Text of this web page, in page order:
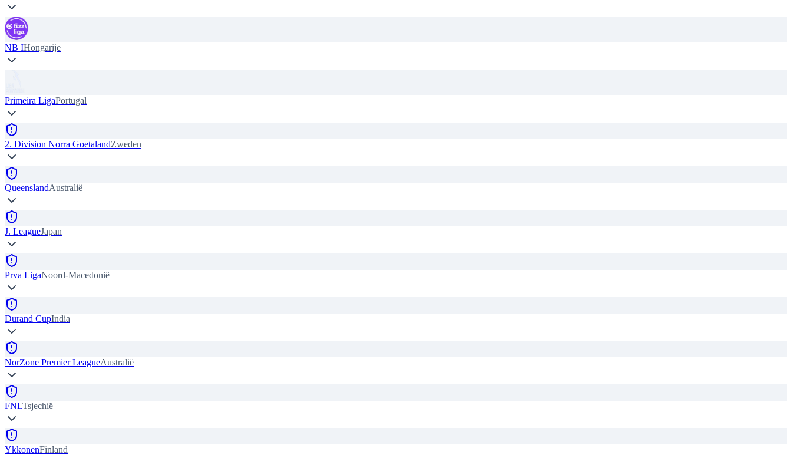
NB IHongarije
Primeira LigaPortugal
2. Division Norra GoetalandZweden
QueenslandAustralië
J. LeagueJapan
Prva LigaNoord-Macedonië
Durand CupIndia
NorZone Premier LeagueAustralië
FNLTsjechië
YkkonenFinland